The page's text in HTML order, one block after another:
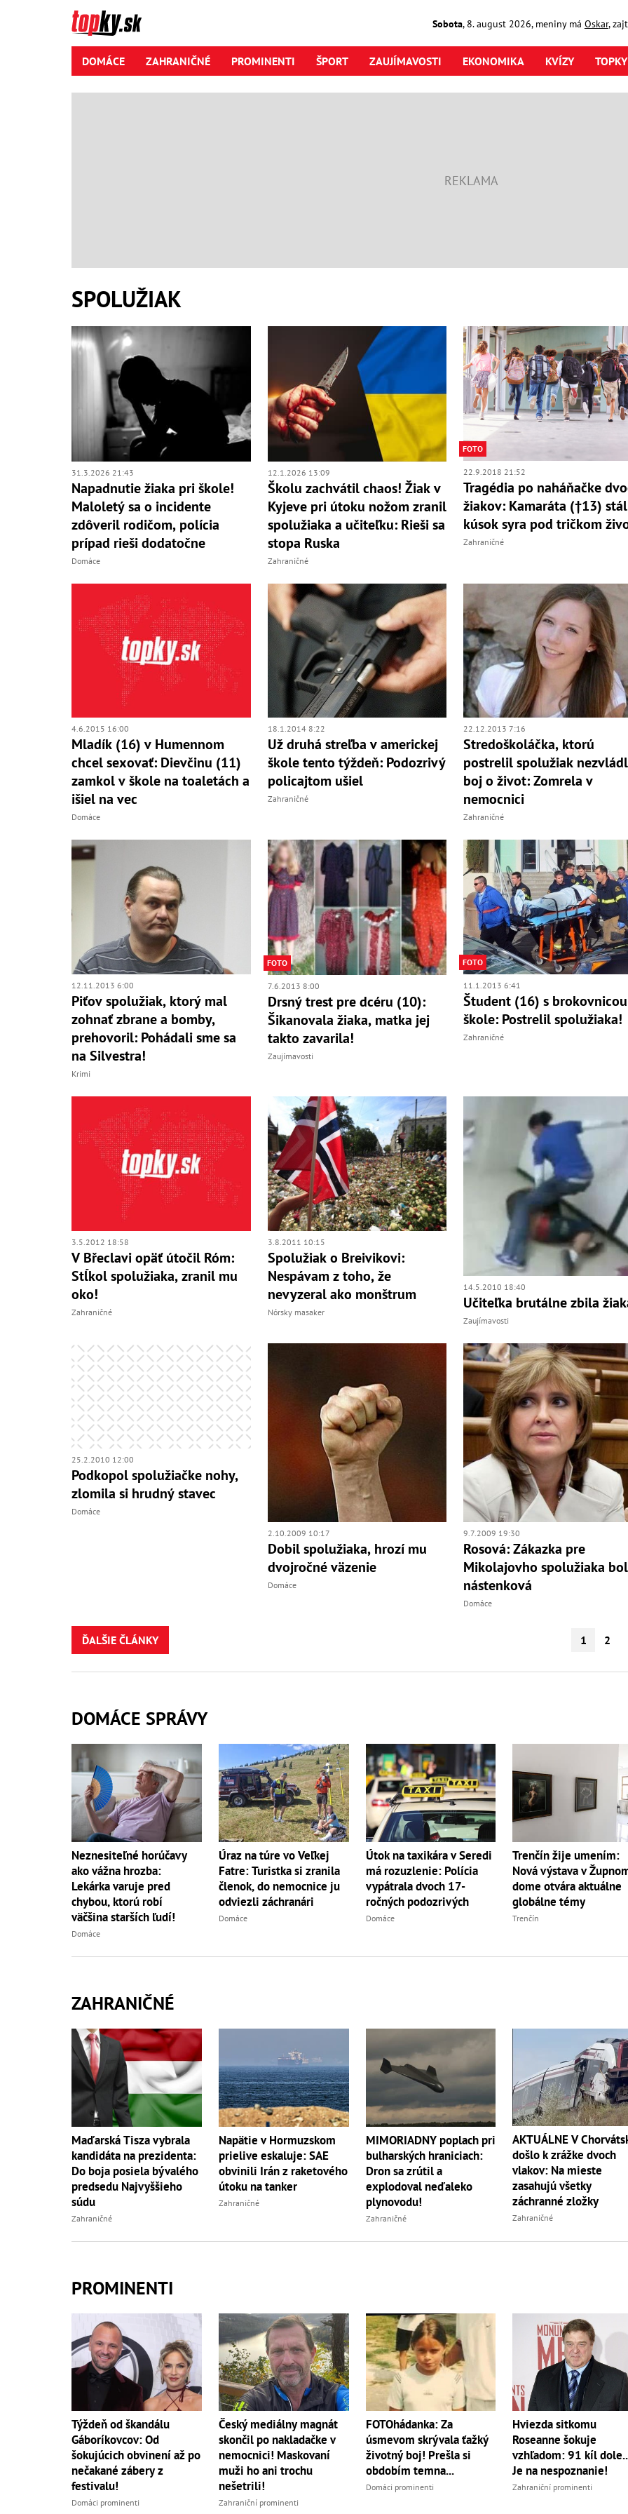
Sobota, 8. august2026, meniny má Oskar,
DOMÁCE ZAHRANIČNÉ PROMINENTI ŠPORT ZAUJÍMAVOSTI EKONOMIKA KVÍZY
SPOLUŽIAK
31.3.2026 21:43
Napadnutie žiaka pri škole!
Maloletý sa o incidente
zdôveril rodičom, polícia
prípad rieši dodatočne
Domáce
12.1.2026 13:09
Školu zachvátil chaos! Žiak v
Kyjeve pri útoku nožom zranil
spolužiaka a učiteľku: Rieši sa
stopa Ruska
Zahraničné
FOTO
22.9.2018 21:52
Tragédia po naháňačke
žiakov: Kamaráta (†13) stál
kúsok syra pod tričkom
Zahraničné
4.6.2015 16:00
Mladík (16) v Humennom
chcel sexovať: Dievčinu (11)
zamkol v škole na toaletách a
išiel na vec
Domáce
18.1.2014 8:22
Už druhá streľba v americkej
škole tento týždeň: Podozrivý
policajtom ušiel
Zahraničné
22.12.2013 7:16
Stredoškoláčka, ktorú
postrelil spolužiak
boj o život: Zomrela v
nemocnici
Zahraničné
12.11.2013 6:00
Piťov spolužiak, ktorý mal
zohnať zbrane a bomby,
prehovoril: Pohádali sme sa
na Silvestra!
Krimi
FOTO
7.6.2013 8:00
Drsný trest pre dcéru (10):
Šikanovala žiaka, matka jej
takto zavarila!
Zaujímavosti
FOTO
11.1.2013 6:41
Študent (16) s
škole: Postrelil spolužiaka!
Zahraničné
3.5.2012 18:58
V Břeclavi opäť útočil Róm:
Stĺkol spolužiaka, zranil mu
oko!
Zahraničné
3.8.2011 10:15
Spolužiak o Breivikovi:
Nespávam z toho, že
nevyzeral ako monštrum
Nórsky masaker
14.5.2010 18:40
Učiteľka brutálne zbila
Zaujímavosti
25.2.2010 12:00
Podkopol spolužiačke nohy,
zlomila si hrudný stavec
Domáce
2.10.2009 10:17
Dobil spolužiaka, hrozí mu
dvojročné väzenie
Domáce
9.7.2009 19:30
Rosová: Zákazka pre
Mikolajovho spolužiaka
nástenková
Domáce
ĎALŠIE ČLÁNKY 1 2
DOMÁCE SPRÁVY
Neznesiteľné horúčavy
ako vážna hrozba:
Lekárka varuje pred
chybou, ktorú robí
väčšina starších ľudí!
Domáce
Úraz na túre vo Veľkej
Fatre: Turistka si zranila
členok, do nemocnice ju
odviezli záchranári
Domáce
Útok na taxikára v Seredi
má rozuzlenie: Polícia
vypátrala dvoch 17-
ročných podozrivých
Domáce
Trenčín žije umením:
Nová výstava v
dome otvára aktuálne
globálne témy
Trenčín
ZAHRANIČNÉ
Maďarská Tisza vybrala
kandidáta na prezidenta:
Do boja posiela bývalého
predsedu Najvyššieho
súdu
Zahraničné
Napätie v Hormuzskom
prielive eskaluje: SAE
obvinili Irán z raketového
útoku na tanker
Zahraničné
MIMORIADNY poplach pri
bulharských hraniciach:
Dron sa zrútil a
explodoval neďaleko
plynovodu!
Zahraničné
AKTUÁLNE V
došlo k zrážke dvoch
vlakov: Na mieste
zasahujú všetky
záchranné zložky
Zahraničné
PROMINENTI
Týždeň od škandálu
Gáboríkovcov: Od
šokujúcich obvinení až po
nečakané zábery z
festivalu!
Domáci prominenti
Český mediálny magnát
skončil po nakladačke v
nemocnici! Maskovaní
muži ho ani trochu
nešetrili!
Zahraniční prominenti
FOTOhádanka: Za
úsmevom skrývala ťažký
životný boj! Prešla si
obdobím temna...
Domáci prominenti
Hviezda sitkomu
Roseanne šokuje
vzhľadom: 91 kíl
Je na nespoznanie!
Zahraniční prominenti